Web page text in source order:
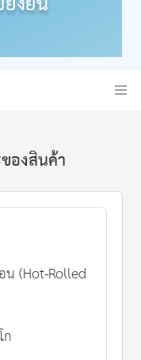
องสินค้า
(Hot-Rolled